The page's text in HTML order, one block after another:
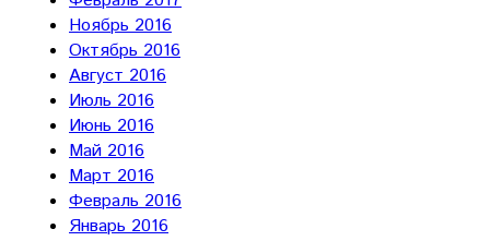
Ноябрь 2016
Октябрь 2016
Август 2016
Июль 2016
Июнь 2016
Май 2016
Март 2016
Февраль 2016
Январь 2016